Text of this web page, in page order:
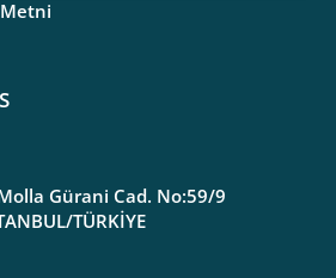
Gürani Cad. No:59/9
TÜRKİYE